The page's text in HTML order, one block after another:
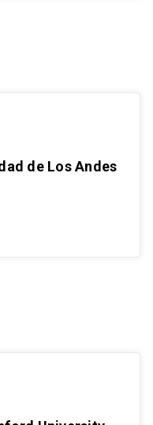
de Los Andes